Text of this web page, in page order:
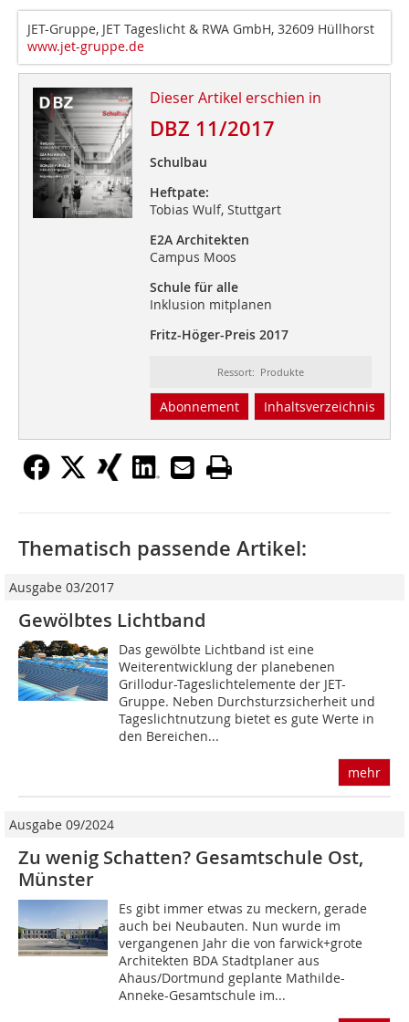
JET-Gruppe, JET Tageslicht & RWA GmbH, 32609 Hüllhorst
www.jet-gruppe.de
Dieser Artikel erschien in
DBZ 11/2017
Schulbau
Heftpate:
Tobias Wulf, Stuttgart
E2A Architekten
Campus Moos
Schule für alle
Inklusion mitplanen
Fritz-Höger-Preis 2017
Ressort: Produkte
Abonnement Inhaltsverzeichnis
Thematisch passende Artikel:
Ausgabe 03/2017
Gewölbtes Lichtband
Das gewölbte Lichtband ist eine
Weiterentwicklung der planebenen
Grillodur-Tageslichtelemente der JET-
Gruppe. Neben Durchsturzsicherheit und
Tageslichtnutzung bietet es gute Werte in
den Bereichen...
mehr
Ausgabe 09/2024
Zu wenig Schatten? Gesamtschule Ost,
Münster
Es gibt immer etwas zu meckern, gerade
auch bei Neubauten. Nun wurde im
vergangenen Jahr die von farwick+grote
Architekten BDA Stadtplaner aus
Ahaus/Dortmund geplante Mathilde-
Anneke-Gesamtschule im...